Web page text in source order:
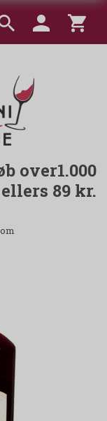
over1.000
89 kr.